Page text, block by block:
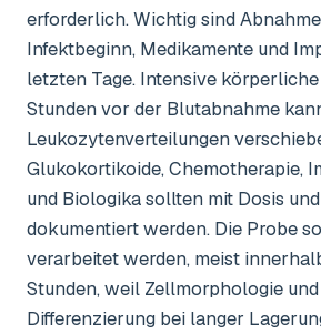
erforderlich. Wichtig sind
Infektbeginn, Medikamente und
letzten Tage. Intensive
Stunden vor der Blutabnahme
Leukozytenverteilungen
Glukokortikoide, Chemotherapie,
und Biologika sollten mit Dosis
dokumentiert werden. Die Probe
verarbeitet werden, meist
Stunden, weil Zellmorphologie
Differenzierung bei langer